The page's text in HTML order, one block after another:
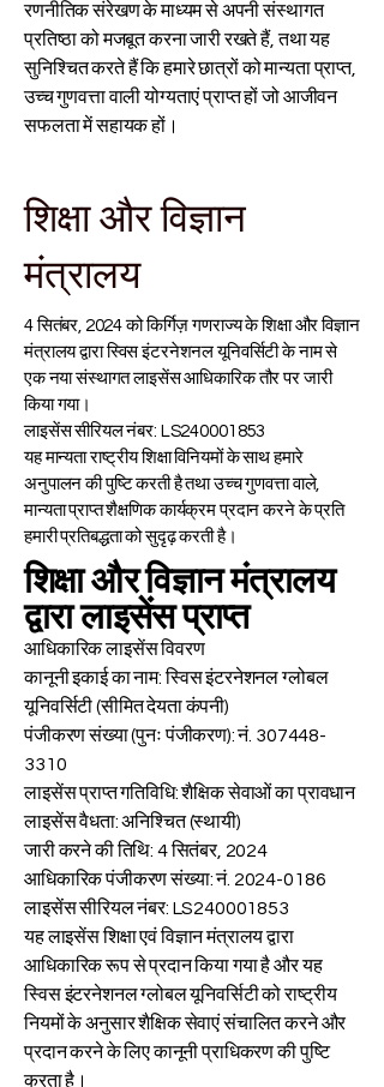
रणनीतिक संरेखण के माध्यम से अपनी संस्थागत
प्रतिष्ठा को मजबूत करना जारी रखते हैं, तथा यह
सुनिश्चित करते हैं कि हमारे छात्रों को मान्यता प्राप्त,
उच्च गुणवत्ता वाली योग्यताएं प्राप्त हों जो आजीवन
सफलता में सहायक हों।
शिक्षा और विज्ञान
मंत्रालय
4 सितंबर, 2024 को किर्गिज़ गणराज्य के शिक्षा और विज्ञान
मंत्रालय द्वारा स्विस इंटरनेशनल यूनिवर्सिटी के नाम से
एक नया संस्थागत लाइसेंस आधिकारिक तौर पर जारी
किया गया।
लाइसेंस सीरियल नंबर: LS240001853
यह मान्यता राष्ट्रीय शिक्षा विनियमों के साथ हमारे
अनुपालन की पुष्टि करती है तथा उच्च गुणवत्ता वाले,
मान्यता प्राप्त शैक्षणिक कार्यक्रम प्रदान करने के प्रति
हमारी प्रतिबद्धता को सुदृढ़ करती है।
शिक्षा और विज्ञान मंत्रालय
द्वारा लाइसेंस प्राप्त
आधिकारिक लाइसेंस विवरण
कानूनी इकाई का नाम: स्विस इंटरनेशनल ग्लोबल
यूनिवर्सिटी (सीमित देयता कंपनी)
पंजीकरण संख्या (पुनः पंजीकरण): नं. 307448-
3310
लाइसेंस प्राप्त गतिविधि: शैक्षिक सेवाओं का प्रावधान
लाइसेंस वैधता: अनिश्चित (स्थायी)
जारी करने की तिथि: 4 सितंबर, 2024
आधिकारिक पंजीकरण संख्या: नं. 2024-0186
लाइसेंस सीरियल नंबर: LS240001853
यह लाइसेंस शिक्षा एवं विज्ञान मंत्रालय द्वारा
आधिकारिक रूप से प्रदान किया गया है और यह
स्विस इंटरनेशनल ग्लोबल यूनिवर्सिटी को राष्ट्रीय
नियमों के अनुसार शैक्षिक सेवाएं संचालित करने और
प्रदान करने के लिए कानूनी प्राधिकरण की पुष्टि
करता है।